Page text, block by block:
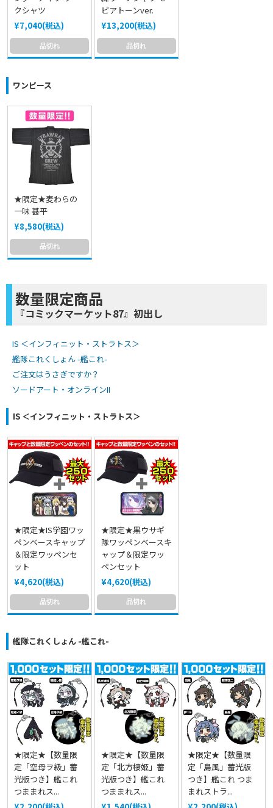
クシャツ
¥7,040(税込)
品切れ
ピアトーンver.
¥13,200(税込)
品切れ
ワンピース
★限定★麦わらの
一味 甚平
¥8,580(税込)
品切れ
数量限定商品
『コミックマーケット87』初出し
IS ＜インフィニット・ストラトス＞
艦隊これくしょん -艦これ-
ご注文はうさぎですか？
ソードアート・オンラインII
IS ＜インフィニット・ストラトス＞
★限定★IS学園ワッ
ペンベースキャップ
＆限定ワッペンセ
ット
¥4,620(税込)
品切れ
★限定★黒ウサギ
隊ワッペンベースキ
ャップ＆限定ワッ
ペンセット
¥4,620(税込)
品切れ
艦隊これくしょん -艦これ-
★限定★【数量限
定「空母ヲ級」蓄
光版つき】艦これ
つままれス...
★限定★【数量限
定「北方棲姫」蓄
光版つき】艦これ
つままれス...
★限定★【数量限
定「島風」蓄光版
つき】艦これ つま
まれストラ...